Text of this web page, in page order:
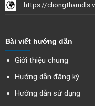
https://
Bài viết hướng dẫn
Giới thiệu chung
Hướng dẫn đăng ký
Hướng dẫn sử dụng